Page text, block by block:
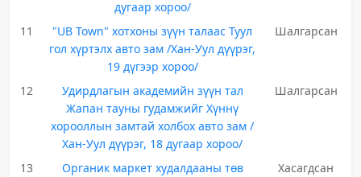
дугаар хороо/
11
"UB Town" хотхоны зүүн талаас Туул
гол хүртэлх авто зам /Хан-Уул дүүрэг,
19 дүгээр хороо/
Шалгарсан
12
Удирдлагын академийн зүүн тал
Жапан тауны гудамжийг Хүннү
хорооллын замтай холбох авто зам /
Хан-Уул дүүрэг, 18 дугаар хороо/
Шалгарсан
13
Органик маркет худалдааны төв
Хасагдсан